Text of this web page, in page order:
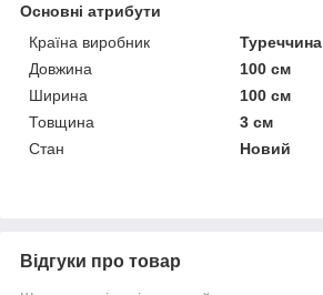
Основні атрибути
Країна виробник
Туреччина
Довжина
100 см
Ширина
100 см
Товщина
3 см
Стан
Новий
Відгуки про товар